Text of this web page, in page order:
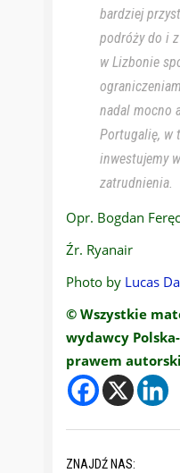
bardziej
podróży do i
w Lizbonie
nadal mocno
Portugalię, w
inwestujemy
zatrudnienia.
Opr. Bogdan Feręc
Źr. Ryanair
Photo by Lucas
© Wszystkie
wydawcy
prawem
ZNAJDŹ NAS: